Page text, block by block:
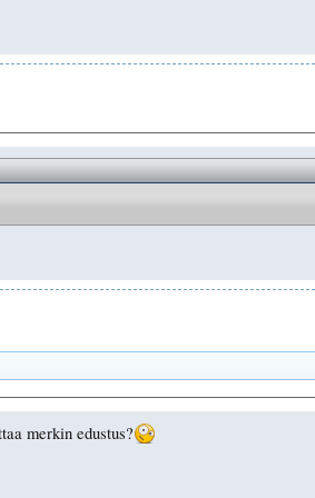
merkin edustus?